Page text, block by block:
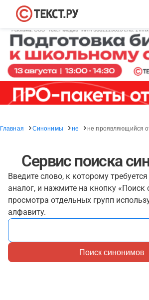
Главная Синонимы не не проявляющийся
Сервис поиска
Введите слово, к которому
аналог, и нажмите на кнопку
просмотра отдельных групп
алфавиту.
Поиск синонимов